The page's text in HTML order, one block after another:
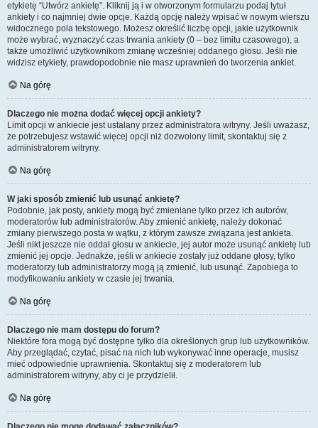
etykietę “Utwórz ankietę”. Kliknij ją i w otworzonym formularzu podaj tytuł
ankiety i co najmniej dwie opcje. Każdą opcję należy wpisać w nowym wierszu
widocznego pola tekstowego. Możesz określić liczbę opcji, jakie użytkownik
może wybrać, wyznaczyć czas trwania ankiety (0 – bez limitu czasowego), a
także umożliwić użytkownikom zmianę wcześniej oddanego głosu. Jeśli nie
widzisz etykiety, prawdopodobnie nie masz uprawnień do tworzenia ankiet.
Na górę
Dlaczego nie można dodać więcej opcji ankiety?
Limit opcji w ankiecie jest ustalany przez administratora witryny. Jeśli uważasz,
że potrzebujesz wstawić więcej opcji niż dozwolony limit, skontaktuj się z
administratorem witryny.
Na górę
W jaki sposób zmienić lub usunąć ankietę?
Podobnie, jak posty, ankiety mogą być zmieniane tylko przez ich autorów,
moderatorów lub administratorów. Aby zmienić ankietę, należy dokonać
zmiany pierwszego posta w wątku, z którym zawsze związana jest ankieta.
Jeśli nikt jeszcze nie oddał głosu w ankiecie, jej autor może usunąć ankietę lub
zmienić jej opcje. Jednakże, jeśli w ankiecie zostały już oddane głosy, tylko
moderatorzy lub administratorzy mogą ją zmienić, lub usunąć. Zapobiega to
modyfikowaniu ankiety w czasie jej trwania.
Na górę
Dlaczego nie mam dostępu do forum?
Niektóre fora mogą być dostępne tylko dla określonych grup lub użytkowników.
Aby przeglądać, czytać, pisać na nich lub wykonywać inne operacje, musisz
mieć odpowiednie uprawnienia. Skontaktuj się z moderatorem lub
administratorem witryny, aby ci je przydzielił.
Na górę